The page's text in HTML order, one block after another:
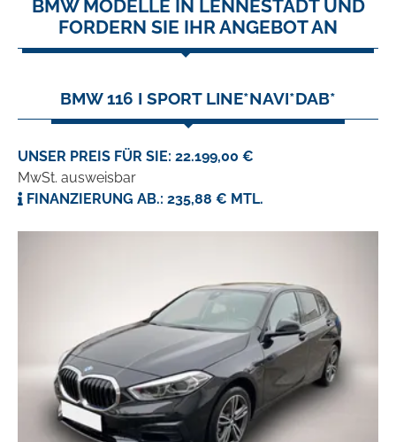
BMW MODELLE IN LENNESTADT UND
FORDERN SIE IHR ANGEBOT AN
BMW 116 I SPORT LINE*NAVI*DAB*
UNSER PREIS FÜR SIE: 22.199,00 €
MwSt. ausweisbar
FINANZIERUNG AB.: 235,88 € MTL.